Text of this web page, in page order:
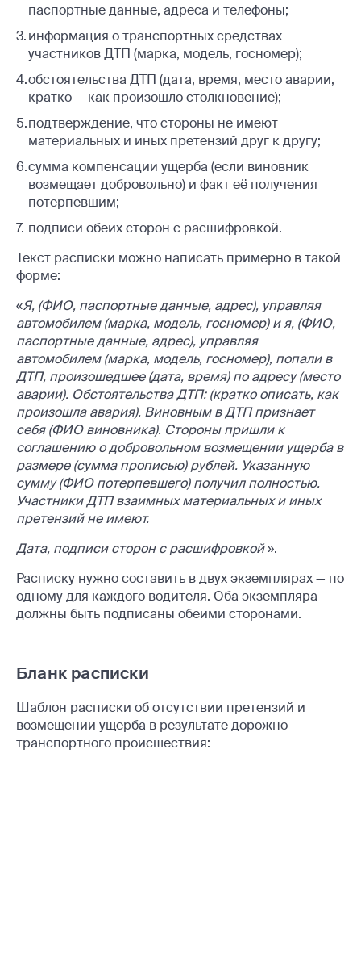
паспортные данные, адреса и телефоны;
информация о транспортных средствах
участников ДТП (марка, модель, госномер);
обстоятельства ДТП (дата, время, место аварии,
кратко — как произошло столкновение);
подтверждение, что стороны не имеют
материальных и иных претензий друг к другу;
сумма компенсации ущерба (если виновник
возмещает добровольно) и факт её получения
потерпевшим;
подписи обеих сторон с расшифровкой.
Текст расписки можно написать примерно в такой
форме:
«Я, (ФИО, паспортные данные, адрес), управляя
автомобилем (марка, модель, госномер) и я, (ФИО,
паспортные данные, адрес), управляя
автомобилем (марка, модель, госномер), попали в
ДТП, произошедшее (дата, время) по адресу (место
аварии). Обстоятельства ДТП: (кратко описать, как
произошла авария). Виновным в ДТП признает
себя (ФИО виновника). Стороны пришли к
соглашению о добровольном возмещении ущерба в
размере (сумма прописью) рублей. Указанную
сумму (ФИО потерпевшего) получил полностью.
Участники ДТП взаимных материальных и иных
претензий не имеют.
Дата, подписи сторон с расшифровкой».
Расписку нужно составить в двух экземплярах — по
одному для каждого водителя. Оба экземпляра
должны быть подписаны обеими сторонами.
Бланк расписки
Шаблон расписки об отсутствии претензий и
возмещении ущерба в результате дорожно-
транспортного происшествия: